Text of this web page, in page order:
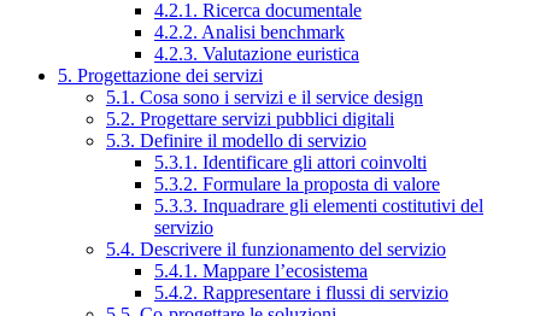
4.2.1. Ricerca documentale
4.2.2. Analisi benchmark
4.2.3. Valutazione euristica
5. Progettazione dei servizi
5.1. Cosa sono i servizi e il service design
5.2. Progettare servizi pubblici digitali
5.3. Definire il modello di servizio
5.3.1. Identificare gli attori coinvolti
5.3.2. Formulare la proposta di valore
5.3.3. Inquadrare gli elementi costitutivi del
servizio
5.4. Descrivere il funzionamento del servizio
5.4.1. Mappare l’ecosistema
5.4.2. Rappresentare i flussi di servizio